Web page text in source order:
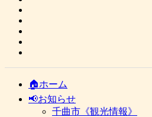
🏠ホーム
📢お知らせ
千曲市《観光情報》